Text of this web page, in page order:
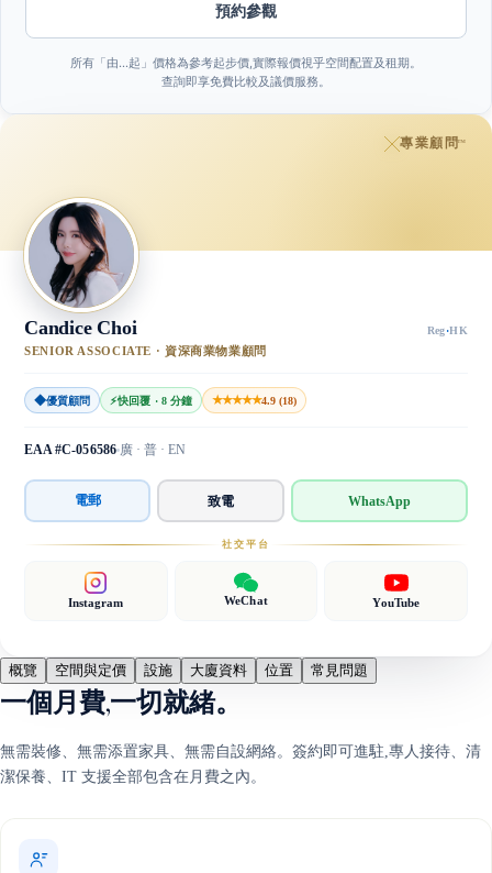
預約參觀
所有「由…起」價格為參考起步價,實際報價視乎空間配置及租期。
查詢即享免費比較及議價服務。
專業顧問™
Candice Choi Reg·HK
SENIOR ASSOCIATE · 資深商業物業顧問
◆優質顧問 ⚡快回覆 · 8 分鐘 ★★★★★4.9 (18)
EAA #C-056586 廣 · 普 · EN
電郵 致電 WhatsApp
社交平台
Instagram WeChat YouTube
概覽 空間與定價 設施 大廈資料 位置 常見問題
一個月費,一切就緒。
無需裝修、無需添置家具、無需自設網絡。簽約即可進駐,專人接待、清
潔保養、IT 支援全部包含在月費之內。